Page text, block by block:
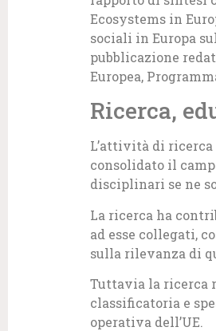
Ecosystems in
sociali in Europa
pubblicazione
Europea,
Ricerca,
L’attività di ricerca
consolidato il
disciplinari se ne
La ricerca ha
ad esse collegati,
sulla rilevanza di
Tuttavia la ricerca
classificatoria e
operativa dell’UE.